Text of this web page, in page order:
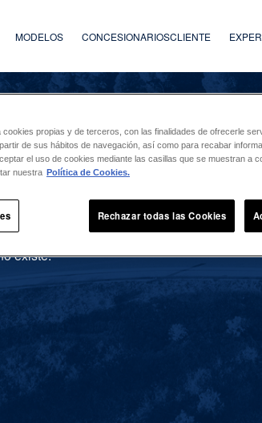
MODELOS CONCESIONARIOSCLIENTE
existe.
cookies propias y de terceros, con las finalidades de ofrecerle
de sus hábitos de navegación, así como para recabar
el uso de cookies mediante las casillas que se muestran a
nuestra Política de Cookies.
Rechazar todas las Cookies